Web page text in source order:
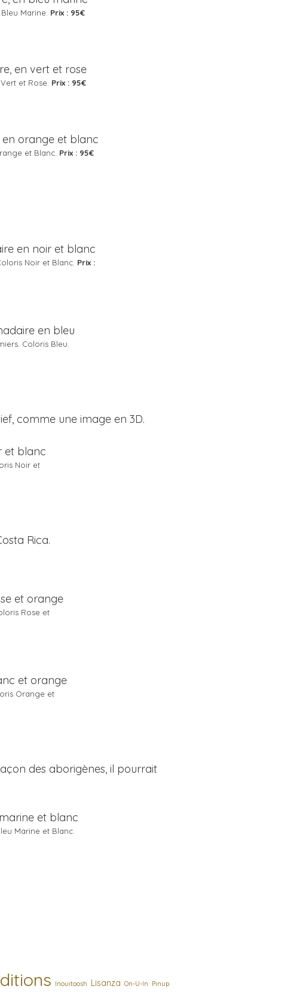
Marine. Prix : 95€
et Rose. Prix : 95€
et Blanc. Prix : 95€
Noir et Blanc. Prix :
Coloris Bleu.
comme une image en 3D.
Noir et
Rica.
Rose et
Orange et
des aborigènes, il pourrait
Marine et Blanc.
Inouitoosh Lisanza On-U-In Pinup